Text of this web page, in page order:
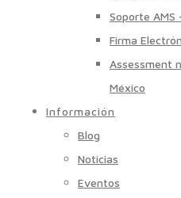
Soporte AMS
Firma
Assessment
México
Información
Blog
Noticias
Eventos